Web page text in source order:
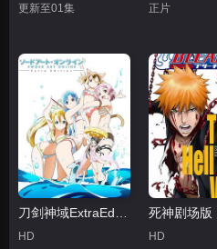
更新至01集 正片
刀剑神域ExtraEdition
HD HD